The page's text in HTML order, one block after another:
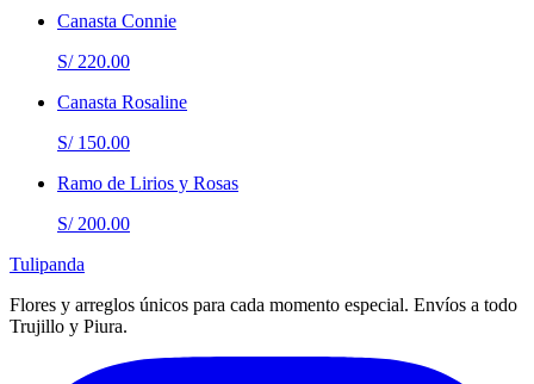
Canasta Connie
S/ 220.00
Canasta Rosaline
S/ 150.00
Ramo de Lirios y Rosas
S/ 200.00
Tulipanda
Flores y arreglos únicos para cada momento especial. Envíos a todo
Trujillo y Piura.